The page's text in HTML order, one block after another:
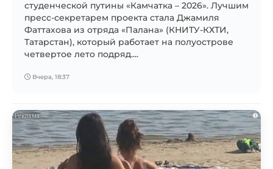
студенческой путины «Камчатка – 2026». Лучшим
пресс-секретарем проекта стала Джамиля
Фаттахова из отряда «Палана» (КНИТУ-КХТИ,
Татарстан), который работает на полуострове
четвертое лето подряд....
Вчера, 18:37
i